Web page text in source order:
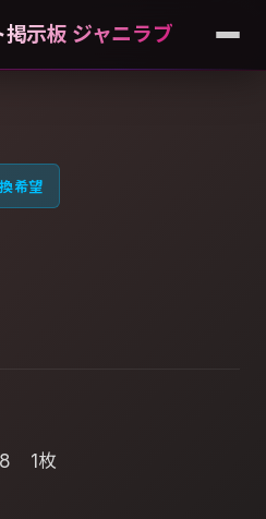
示板 ジャニラブ
希望
1枚